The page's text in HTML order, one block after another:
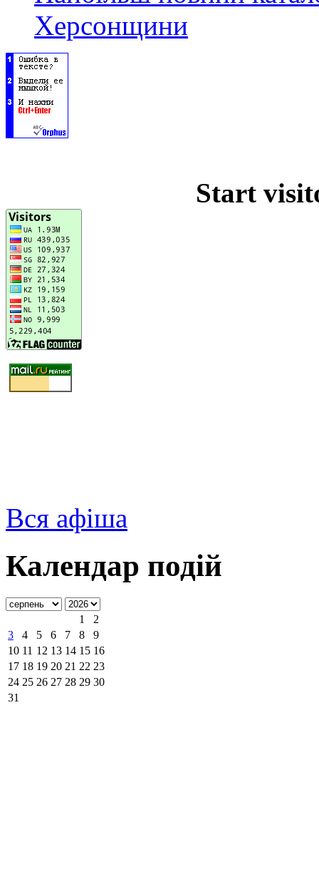
Херсонщини
Start
Вся афіша
Календар подій
1
2
3
4 5 6 7 8
9
10 11 12 13 14 15 16
17 18 19 20 21 22 23
24 25 26 27 28 29 30
31